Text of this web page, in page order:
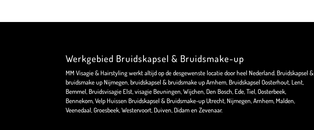
Werkgebied Bruidskapsel & Bruidsmake-up
MM Visagie & Hairstyling werkt altijd op de desgewenste locatie door heel Nederland. Bruidskapsel &
bruidsmake up Nijmegen, bruidskapsel & bruidsmake up Arnhem, Bruidskapsel Oosterhout, Lent,
Bemmel, Bruidsvisagie Elst, visagie Beuningen, Wijchen, Den Bosch, Ede, Tiel, Oosterbeek,
Bennekom, Velp Huissen Bruidskapsel & Bruidsmake-up Utrecht, Nijmegen, Arnhem, Malden,
Veenedaal, Groesbeek, Westervoort, Duiven, Didam en Zevenaar.